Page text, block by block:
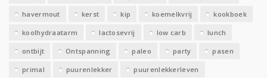
havermout kerst kip koemelkvrij kookboek
koolhydraatarm lactosevrij low carb lunch
ontbijt Ontspanning paleo party pasen
primal puurenlekker puurenlekkerleven